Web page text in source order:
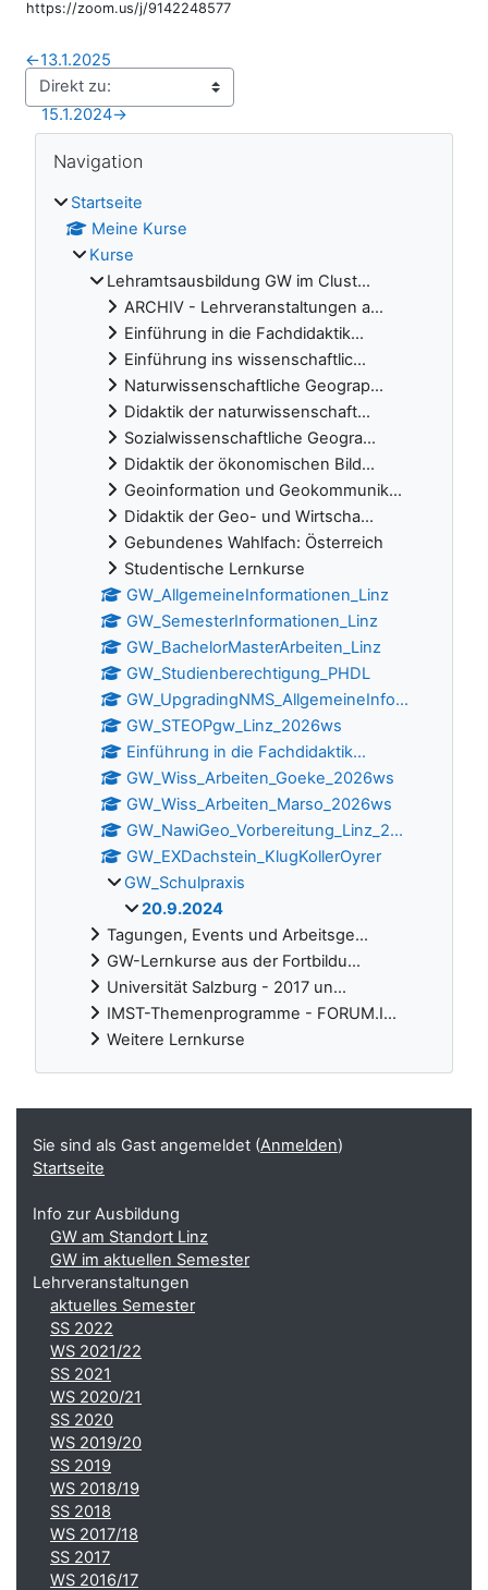
https://zoom.us/j/9142248577
←13.1.2025
→
15.1.2024
Blöcke
Navigation
Startseite
Meine Kurse
Kurse
Lehramtsausbildung GW im Clust...
ARCHIV - Lehrveranstaltungen a...
Einführung in die Fachdidaktik...
Einführung ins wissenschaftlic...
Naturwissenschaftliche Geograp...
Didaktik der naturwissenschaft...
Sozialwissenschaftliche Geogra...
Didaktik der ökonomischen Bild...
Geoinformation und Geokommunik...
Didaktik der Geo- und Wirtscha...
Gebundenes Wahlfach: Österreich
Studentische Lernkurse
GW_AllgemeineInformationen_Linz
GW_SemesterInformationen_Linz
GW_BachelorMasterArbeiten_Linz
GW_Studienberechtigung_PHDL
GW_UpgradingNMS_AllgemeineInfo...
GW_STEOPgw_Linz_2026ws
Einführung in die Fachdidaktik...
GW_Wiss_Arbeiten_Goeke_2026ws
GW_Wiss_Arbeiten_Marso_2026ws
GW_NawiGeo_Vorbereitung_Linz_2...
GW_EXDachstein_KlugKollerOyrer
GW_Schulpraxis
20.9.2024
Tagungen, Events und Arbeitsge...
GW-Lernkurse aus der Fortbildu...
Universität Salzburg - 2017 un...
IMST-Themenprogramme - FORUM.I...
Weitere Lernkurse
Ergänzungsblöcke
Sie sind als Gast angemeldet (Anmelden)
Startseite
Info zur Ausbildung
GW am Standort Linz
GW im aktuellen Semester
Lehrveranstaltungen
aktuelles Semester
SS 2022
WS 2021/22
SS 2021
WS 2020/21
SS 2020
WS 2019/20
SS 2019
WS 2018/19
SS 2018
WS 2017/18
SS 2017
WS 2016/17